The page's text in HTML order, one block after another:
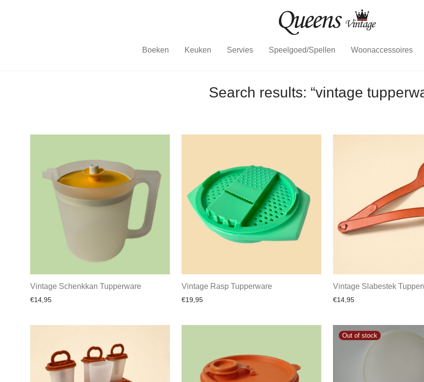
Boeken Keuken Servies Speelgoed/Spellen Woonaccessoires
Search results: “vintage
Vintage Schenkkan Tupperware
€14,95
Vintage Rasp Tupperware
€19,95
Vintage Slabestek
€14,95